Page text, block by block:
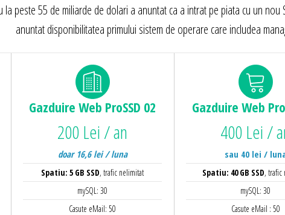
la peste 55 de miliarde de dolari a anuntat ca a intrat pe piata cu un
anuntat disponibilitatea primului sistem de operare care includea
Gazduire Web ProSSD 02
200 Lei / an
doar 16,6 lei / luna
Spatiu: 5 GB SSD, trafic nelimitat
mySQL: 30
Casute eMail: 50
Gazduire Web
400 Lei /
sau 40 lei /
Spatiu: 40 GB SSD, trafic
mySQL: 30
Casute eMail : 50